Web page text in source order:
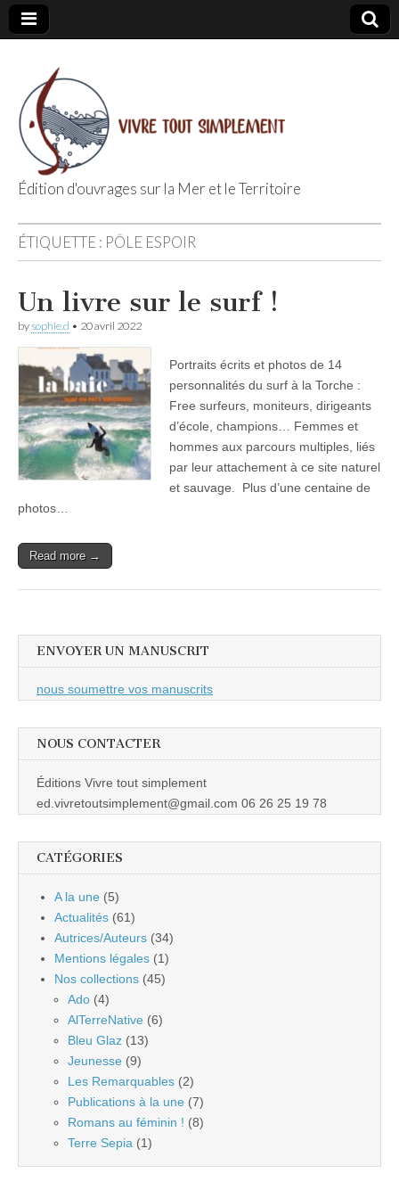
Editions Vivre
Tout
Simplement
Édition d'ouvrages sur la Mer et le Territoire
ÉTIQUETTE : PÔLE ESPOIR
Un livre sur le surf !
bysophie.d • 20 avril 2022
Portraits écrits et photos de 14
personnalités du surf à la Torche :
Free surfeurs, moniteurs, dirigeants
d’école, champions… Femmes et
hommes aux parcours multiples, liés
par leur attachement à ce site naturel
et sauvage. Plus d’une centaine de
photos…
Read more →
ENVOYER UN MANUSCRIT
nous soumettre vos manuscrits
NOUS CONTACTER
Éditions Vivre tout simplement
ed.vivretoutsimplement@gmail.com 06 26 25 19 78
CATÉGORIES
A la une (5)
Actualités (61)
Autrices/Auteurs (34)
Mentions légales (1)
Nos collections (45)
Ado (4)
AlTerreNative (6)
Bleu Glaz (13)
Jeunesse (9)
Les Remarquables (2)
Publications à la une (7)
Romans au féminin ! (8)
Terre Sepia (1)